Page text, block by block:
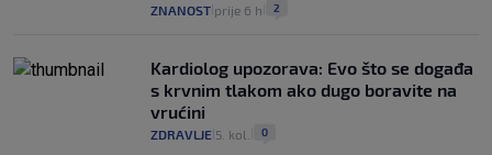
ZNANOST prije 6 h 2
Kardiolog upozorava: Evo što se događa
s krvnim tlakom ako dugo boravite na
vrućini
ZDRAVLJE 5. kol. 0